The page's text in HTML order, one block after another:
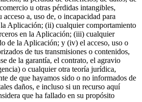
u otras pérdidas intangibles,
a, uso de, o incapacidad para
Aplicación; (ii) cualquier comportamiento
en la Aplicación; (iii) cualquier
de la Aplicación; y (iv) el acceso, uso o
de tus transmisiones o contenidos,
de la garantía, el contrato, el agravio
o cualquier otra teoría jurídica,
de que hayamos sido o no informados de
daños, e incluso si un recurso aquí
que ha fallado en su propósito